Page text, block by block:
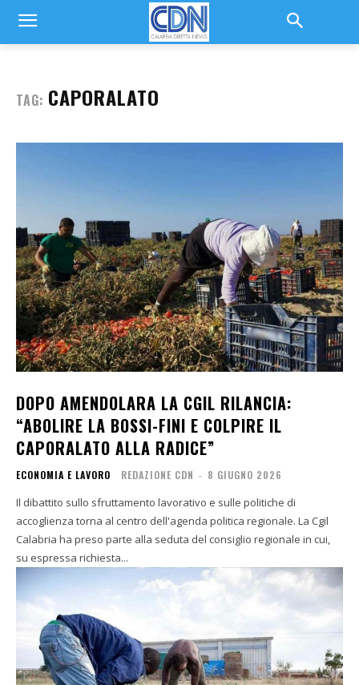
TAG: CAPORALATO
DOPO AMENDOLARA LA CGIL RILANCIA:
“ABOLIRE LA BOSSI-FINI E COLPIRE IL
CAPORALATO ALLA RADICE”
ECONOMIA E LAVORO REDAZIONE CDN - 8 GIUGNO 2026
Il dibattito sullo sfruttamento lavorativo e sulle politiche di
accoglienza torna al centro dell'agenda politica regionale. La Cgil
Calabria ha preso parte alla seduta del consiglio regionale in cui,
su espressa richiesta...